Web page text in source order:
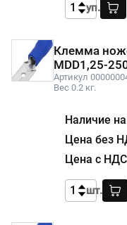
уп.
Клемма
МDD1,25-
Артикул
Вес 0.2 кг.
шт.